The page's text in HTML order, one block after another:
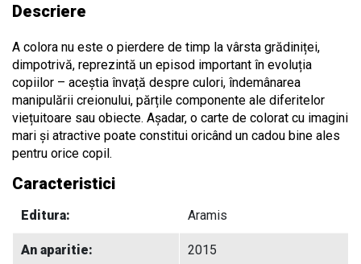
Descriere
A colora nu este o pierdere de timp la vârsta grădiniței,
dimpotrivă, reprezintă un episod important în evoluția
copiilor – aceștia învață despre culori, îndemânarea
manipulării creionului, părțile componente ale diferitelor
viețuitoare sau obiecte. Așadar, o carte de colorat cu imagini
mari și atractive poate constitui oricând un cadou bine ales
pentru orice copil.
Caracteristici
Editura: Aramis
An aparitie: 2015